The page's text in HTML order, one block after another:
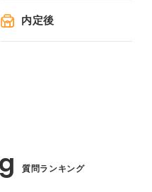
内定後
質問ランキング